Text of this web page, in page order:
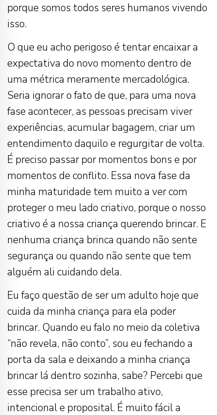
porque somos todos seres humanos vivendo
isso.
O que eu acho perigoso é tentar encaixar a
expectativa do novo momento dentro de
uma métrica meramente mercadológica.
Seria ignorar o fato de que, para uma nova
fase acontecer, as pessoas precisam viver
experiências, acumular bagagem, criar um
entendimento daquilo e regurgitar de volta.
É preciso passar por momentos bons e por
momentos de conflito. Essa nova fase da
minha maturidade tem muito a ver com
proteger o meu lado criativo, porque o nosso
criativo é a nossa criança querendo brincar. E
nenhuma criança brinca quando não sente
segurança ou quando não sente que tem
alguém ali cuidando dela.
Eu faço questão de ser um adulto hoje que
cuida da minha criança para ela poder
brincar. Quando eu falo no meio da coletiva
“não revela, não conto”, sou eu fechando a
porta da sala e deixando a minha criança
brincar lá dentro sozinha, sabe? Percebi que
esse precisa ser um trabalho ativo,
intencional e proposital. É muito fácil a